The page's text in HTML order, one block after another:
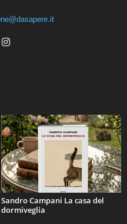
Sandro Campani La casa del
dormiveglia